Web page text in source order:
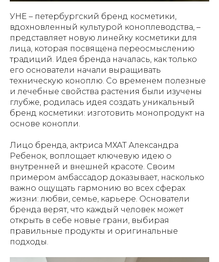
УНЕ – петербургский бренд косметики,
вдохновленный культурой коноплеводства, –
представляет новую линейку косметики для
лица, которая посвящена переосмыслению
традиций. Идея бренда началась, как только
его основатели начали выращивать
техническую коноплю. Со временем полезные
и лечебные свойства растения были изучены
глубже, родилась идея создать уникальный
бренд косметики: изготовить монопродукт на
основе конопли.
Лицо бренда, актриса МХАТ Александра
Ребенок, воплощает ключевую идею о
внутренней и внешней красоте. Своим
примером амбассадор доказывает, насколько
важно ощущать гармонию во всех сферах
жизни: любви, семье, карьере. Основатели
бренда верят, что каждый человек может
открыть в себе новые грани, выбирая
правильные продукты и оригинальные
подходы.